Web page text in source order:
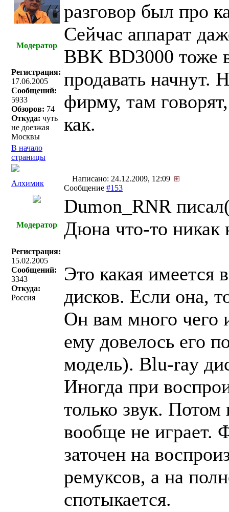
Модератор
Регистрация:
17.06.2005
Сообщений:
5933
Обзоров: 74
Откуда: чуть
не доезжая
Москвы
разговор был про
Сейчас аппарат
BBK BD3000 тоже
продавать начнут.
фирму, там
как.
В начало
страницы
Алхимик
Написано: 24.12.2009, 12:09
Сообщение #153
Модератор
Регистрация:
15.02.2005
Сообщений:
3343
Откуда:
Россия
Dumon_RNR
Дюна что-то никак
Это какая имеется
дисков. Если она,
Он вам много чего
ему довелось его
модель). Blu-ray
Иногда при
только звук.
вообще не играет.
заточен на
ремуксов, а на
спотыкается.